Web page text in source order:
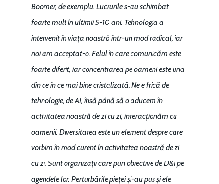
Boomer, de exemplu. Lucrurile s-au schimbat
foarte mult în ultimii 5-10 ani. Tehnologia a
intervenit în viața noastră într-un mod radical, iar
noi am acceptat-o. Felul în care comunicăm este
foarte diferit, iar concentrarea pe oameni este una
din ce în ce mai bine cristalizată. Ne e frică de
tehnologie, de AI, însă până să o aducem în
activitatea noastră de zi cu zi, interacționăm cu
oamenii. Diversitatea este un element despre care
vorbim în mod curent în activitatea noastră de zi
cu zi. Sunt organizații care pun obiective de D&I pe
agendele lor. Perturbările pieței și-au pus și ele